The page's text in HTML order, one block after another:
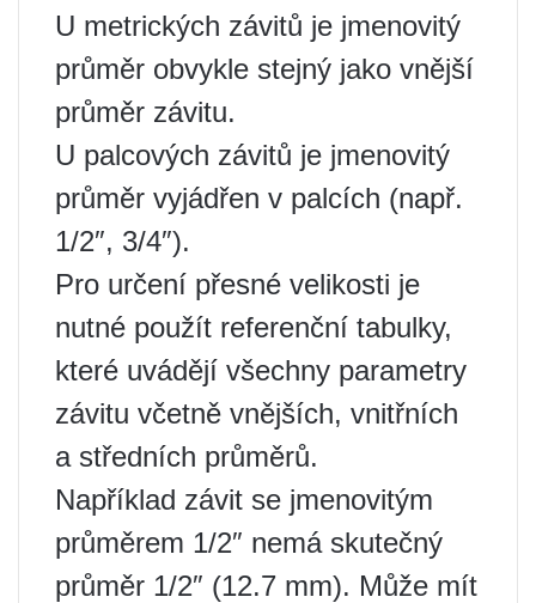
U metrických závitů je jmenovitý
průměr obvykle stejný jako vnější
průměr závitu.
U palcových závitů je jmenovitý
průměr vyjádřen v palcích (např.
1/2″, 3/4″).
Pro určení přesné velikosti je
nutné použít referenční tabulky,
které uvádějí všechny parametry
závitu včetně vnějších, vnitřních
a středních průměrů.
Například závit se jmenovitým
průměrem 1/2″ nemá skutečný
průměr 1/2″ (12.7 mm). Může mít